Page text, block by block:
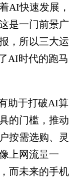
AI快速发展，
是一门前景广
，所以三大运
AI时代的跑马
助于打破AI算
的门槛，推动
按需选购、灵
上网流量一
而未来的手机